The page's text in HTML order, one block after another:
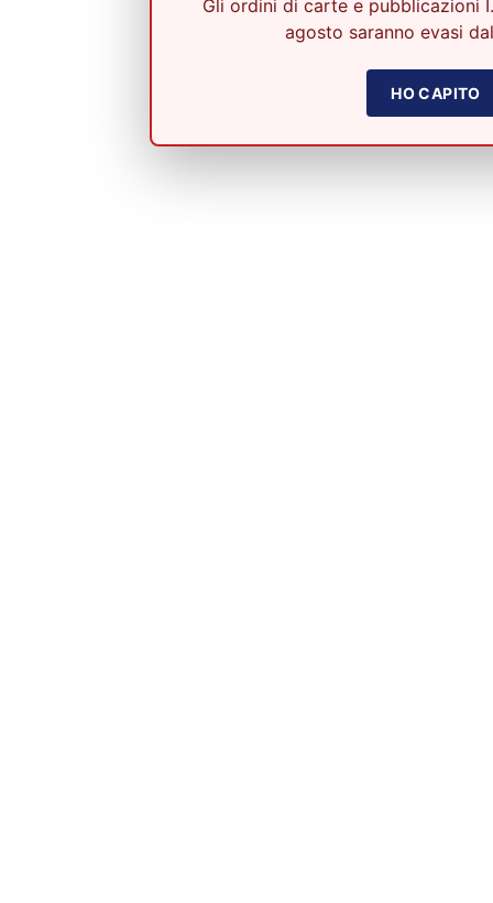
Gli ordini di carte e pubblicazioni
agosto saranno evasi
HO CAPITO